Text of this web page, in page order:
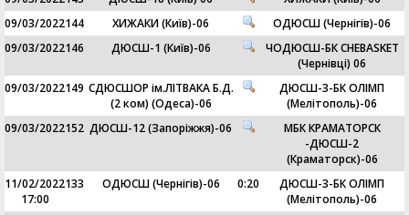
09/03/2022144 ХИЖАКИ (Київ)-06
ОДЮСШ (Чернігів)-06
09/03/2022146 ДЮСШ-1 (Київ)-06
ЧОДЮСШ-БК CHEBASKET
(Чернівці) 06
09/03/2022149 СДЮСШОР ім.ЛІТВАКА Б.Д.
(2 ком) (Одеса)-06
ДЮСШ-3-БК ОЛІМП
(Мелітополь)-06
09/03/2022152 ДЮСШ-12 (Запоріжжя)-06
МБК КРАМАТОРСК
-ДЮСШ-2
(Краматорск)-06
11/02/2022
17:00
133 ОДЮСШ (Чернігів)-06 0:20
ДЮСШ-3-БК ОЛІМП
(Мелітополь)-06